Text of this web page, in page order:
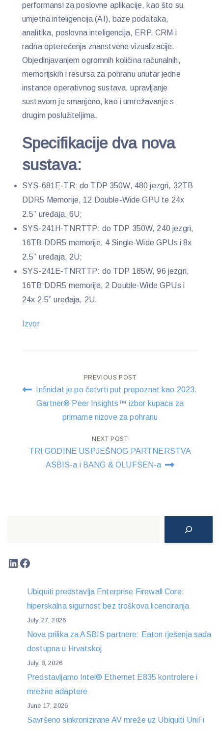
performansi za poslovne aplikacije, kao što su
umjetna inteligencija (AI), baze podataka,
analitika, poslovna inteligencija, ERP, CRM i
radna opterećenja znanstvene vizualizacije.
Objedinjavanjem ogromnih količina računalnih,
memorijskih i resursa za pohranu unutar jedne
instance operativnog sustava, upravljanje
sustavom je smanjeno, kao i umrežavanje s
drugim poslužiteljima.
Specifikacije dva nova
sustava:
SYS-681E-TR: do TDP 350W, 480 jezgri, 32TB
DDR5 Memorije, 12 Double-Wide GPU te 24x
2.5” uređaja, 6U;
SYS-241H-TNRTTP: do TDP 350W, 240 jezgri,
16TB DDR5 memorije, 4 Single-Wide GPUs i 8x
2.5” uređaja, 2U;
SYS-241E-TNRTTP: do TDP 185W, 96 jezgri,
16TB DDR5 memorije, 2 Double-Wide GPUs i
24x 2.5” uređaja, 2U.
Izvor
Post
navigation
PREVIOUS POST
Infinidat je po četvrti put prepoznat kao 2023.
Gartner® Peer Insights™ izbor kupaca za
primarne nizove za pohranu
NEXT POST
TRI GODINE USPJEŠNOG PARTNERSTVA
ASBIS-a i BANG & OLUFSEN-a
LinkedIn
Facebook
Ubiquiti predstavlja Enterprise Firewall Core:
hiperskalna sigurnost bez troškova licenciranja
July 27, 2026
Nova prilika za ASBIS partnere: Eaton rješenja sada
dostupna u Hrvatskoj
July 8, 2026
Predstavljamo Intel® Ethernet E835 kontrolere i
mrežne adaptere
June 17, 2026
Savršeno sinkronizirane AV mreže uz Ubiquiti UniFi